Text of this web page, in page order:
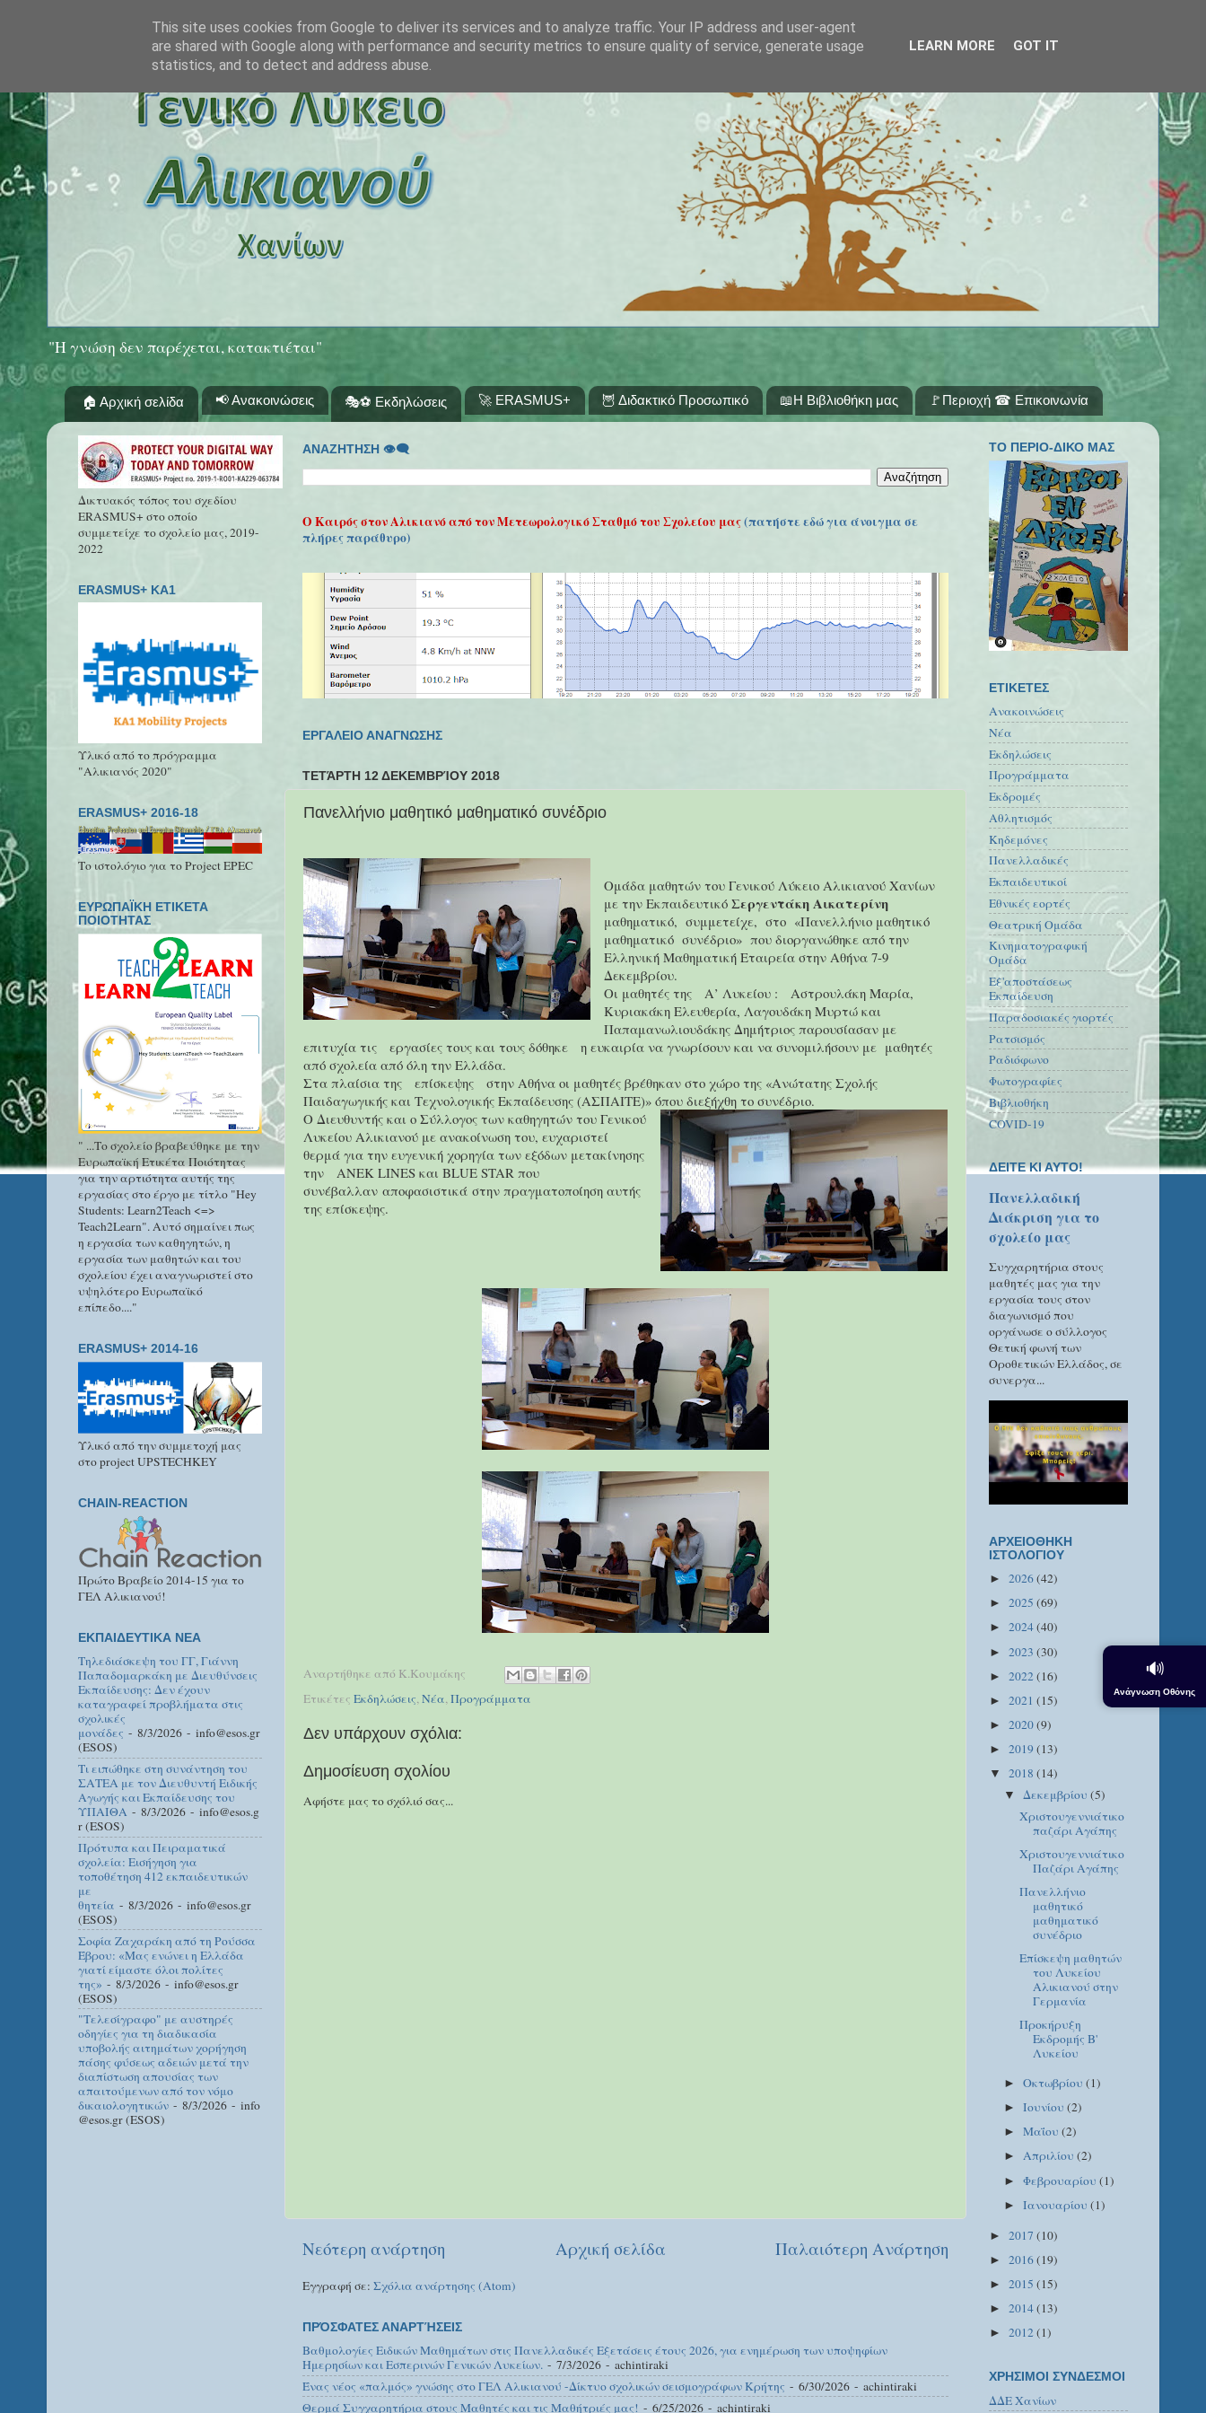
"Η γνώση δεν παρέχεται, κατακτιέται"
🏠 Αρχική σελίδα 📢 Ανακοινώσεις 🎭⚽ Εκδηλώσεις 🚀 ERASMUS+ 🦉 Διδακτικό Προσωπικό 📖Η Βιβλιοθήκη μας 🚩Περιοχή ☎ Επικοινωνία
ΑΝΑΖΗΤΗΣΗ 👁‍🗨
Ο Καιρός στον Αλικιανό από τον Μετεωρολογικό Σταθμό του Σχολείου μας(πατήστε εδώ για άνοιγμα σε
πλήρες παράθυρο)
ΕΡΓΑΛΕΙΟ ΑΝΑΓΝΩΣΗΣ
🔊
Ανάγνωση Οθόνης
ΤΕΤΆΡΤΗ 12 ΔΕΚΕΜΒΡΊΟΥ 2018
Πανελλήνιο μαθητικό μαθηματικό συνέδριο
Ομάδα μαθητών του Γενικού Λύκειο Αλικιανού Χανίων
με την Εκπαιδευτικό Σεργεντάκη Αικατερίνη
μαθηματικό, συμμετείχε, στο «Πανελλήνιο μαθητικό
μαθηματικό συνέδριο» που διοργανώθηκε από την
Ελληνική Μαθηματική Εταιρεία στην Αθήνα 7-9
Δεκεμβρίου.
Οι μαθητές της
Α’ Λυκείου :
Αστρουλάκη Μαρία,
Κυριακάκη Ελευθερία, Λαγουδάκη Μυρτώ και
Παπαμανωλιουδάκης Δημήτριος παρουσίασαν με
επιτυχία τις
εργασίες τους και τους δόθηκε η ευκαιρία να γνωρίσουν και να συνομιλήσουν με μαθητές
από σχολεία από όλη την Ελλάδα.
Στα πλαίσια της
επίσκεψης
στην Αθήνα οι μαθητές βρέθηκαν στο χώρο της «Ανώτατης Σχολής
Παιδαγωγικής και Τεχνολογικής Εκπαίδευσης (ΑΣΠΑΙΤΕ)» όπου διεξήχθη το συνέδριο.
Ο Διευθυντής και ο Σύλλογος των καθηγητών του Γενικού
Λυκείου Αλικιανού με ανακοίνωση του, ευχαριστεί
θερμά για την ευγενική χορηγία των εξόδων μετακίνησης
την
ΑΝΕΚ LINES και BLUE STAR που
συνέβαλλαν αποφασιστικά στην πραγματοποίηση αυτής
της επίσκεψης.
Αναρτήθηκε από Κ.Κουμάκης
Ετικέτες Εκδηλώσεις,Νέα,Προγράμματα
Δεν υπάρχουν σχόλια:
Δημοσίευση σχολίου
Αφήστε μας το σχόλιό σας...
Νεότερη ανάρτηση Παλαιότερη Ανάρτηση
Αρχική σελίδα
Εγγραφή σε: Σχόλια ανάρτησης (Atom)
ΠΡΌΣΦΑΤΕΣ ΑΝΑΡΤΉΣΕΙΣ
Βαθμολογίες Ειδικών Μαθημάτων στις Πανελλαδικές Εξετάσεις έτους 2026, για ενημέρωση των υποψηφίων
Ημερησίων και Εσπερινών Γενικών Λυκείων. - 7/3/2026 - achintiraki
Ένας νέος «παλμός» γνώσης στο ΓΕΛ Αλικιανού -Δίκτυο σχολικών σεισμογράφων Κρήτης - 6/30/2026 - achintiraki
Θερμά Συγχαρητήρια στους Μαθητές και τις Μαθήτριές μας! - 6/25/2026 - achintiraki
Δικτυακός τόπος του σχεδίου
ERASMUS+ στο οποίο
συμμετείχε το σχολείο μας, 2019-
2022
ERASMUS+ KA1
Υλικό από το πρόγραμμα
"Αλικιανός 2020"
ERASMUS+ 2016-18
Το ιστολόγιο για το Project EPEC
ΕΥΡΩΠΑΪΚΗ ΕΤΙΚΕΤΑ
ΠΟΙΟΤΗΤΑΣ
" ...Το σχολείο βραβεύθηκε με την
Ευρωπαϊκή Ετικέτα Ποιότητας
για την αρτιότητα αυτής της
εργασίας στο έργο με τίτλο "Hey
Students: Learn2Teach <=>
Teach2Learn". Αυτό σημαίνει πως
η εργασία των καθηγητών, η
εργασία των μαθητών και του
σχολείου έχει αναγνωριστεί στο
υψηλότερο Ευρωπαϊκό
επίπεδο...."
ERASMUS+ 2014-16
Υλικό από την συμμετοχή μας
στο project UPSTECHKEY
CHAIN-REACTION
Πρώτο Βραβείο 2014-15 για το
ΓΕΛ Αλικιανού!
ΕΚΠΑΙΔΕΥΤΙΚΑ ΝΕΑ
Τηλεδιάσκεψη του ΓΓ, Γιάννη
Παπαδομαρκάκη με Διευθύνσεις
Εκπαίδευσης: Δεν έχουν
καταγραφεί προβλήματα στις
σχολικές
μονάδες - 8/3/2026 - info@esos.gr
(ESOS)
Τι ειπώθηκε στη συνάντηση του
ΣΑΤΕΑ με τον Διευθυντή Ειδικής
Αγωγής και Εκπαίδευσης του
ΥΠΑΙΘΑ - 8/3/2026 - info@esos.g
r (ESOS)
Πρότυπα και Πειραματικά
σχολεία: Εισήγηση για
τοποθέτηση 412 εκπαιδευτικών
με
θητεία - 8/3/2026 - info@esos.gr
(ESOS)
Σοφία Ζαχαράκη από τη Ρούσσα
Έβρου: «Μας ενώνει η Ελλάδα
γιατί είμαστε όλοι πολίτες
της» - 8/3/2026 - info@esos.gr
(ESOS)
"Τελεσίγραφο" με αυστηρές
οδηγίες για τη διαδικασία
υποβολής αιτημάτων χορήγηση
πάσης φύσεως αδειών μετά την
διαπίστωση απουσίας των
απαιτούμενων από τον νόμο
δικαιολογητικών - 8/3/2026 - info
@esos.gr (ESOS)
ΤΟ ΠΕΡΙΟ-ΔΙΚΟ ΜΑΣ
ΕΤΙΚΕΤΕΣ
Ανακοινώσεις
Νέα
Εκδηλώσεις
Προγράμματα
Εκδρομές
Αθλητισμός
Κηδεμόνες
Πανελλαδικές
Εκπαιδευτικοί
Εθνικές εορτές
Θεατρική Ομάδα
Κινηματογραφική
Ομάδα
Εξ'αποστάσεως
Εκπαίδευση
Παραδοσιακές γιορτές
Ρατσισμός
Ραδιόφωνο
Φωτογραφίες
Βιβλιοθήκη
COVID-19
ΔΕΙΤΕ ΚΙ ΑΥΤΟ!
Πανελλαδική
Διάκριση για το
σχολείο μας
Συγχαρητήρια στους
μαθητές μας για την
εργασία τους στον
διαγωνισμό που
οργάνωσε ο σύλλογος
Θετική φωνή των
Οροθετικών Ελλάδος, σε
συνεργα...
ΑΡΧΕΙΟΘΗΚΗ
ΙΣΤΟΛΟΓΙΟΥ
► 2026(42)
► 2025 (69)
► 2024(40)
► 2023 (30)
► 2022(16)
► 2021 (15)
► 2020(9)
► 2019 (13)
▼ 2018 (14)
▼ Δεκεμβρίου(5)
Xριστουγεννιάτικο
παζάρι Aγάπης
Χριστουγεννιάτικο
Παζάρι Αγάπης
Πανελλήνιο
μαθητικό
μαθηματικό
συνέδριο
Επίσκεψη μαθητών
του Λυκείου
Αλικιανού στην
Γερμανία
Προκήρυξη
Εκδρομής Β'
Λυκείου
►Οκτωβρίου(1)
►Ιουνίου(2)
►Μαΐου(2)
►Απριλίου(2)
►Φεβρουαρίου(1)
►Ιανουαρίου(1)
► 2017 (10)
► 2016(19)
► 2015 (15)
► 2014(13)
► 2012(1)
ΧΡΗΣΙΜΟΙ ΣΥΝΔΕΣΜΟΙ
ΔΔΕ Χανίων
This site uses cookies from Google to deliver its services and to analyze traffic. Your IP address and user-agent
are shared with Google along with performance and security metrics to ensure quality of service, generate usage
statistics, and to detect and address abuse.
LEARN MORE GOT IT